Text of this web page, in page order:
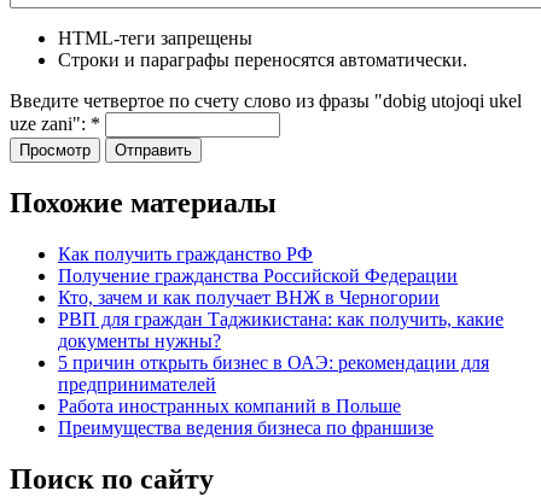
HTML-теги запрещены
Строки и параграфы переносятся автоматически.
Введите четвертое по счету слово из фразы "dobig utojoqi ukel
uze zani": *
Похожие материалы
Как получить гражданство РФ
Получение гражданства Российской Федерации
Кто, зачем и как получает ВНЖ в Черногории
РВП для граждан Таджикистана: как получить, какие
документы нужны?
5 причин открыть бизнес в ОАЭ: рекомендации для
предпринимателей
Работа иностранных компаний в Польше
Преимущества ведения бизнеса по франшизе
Поиск по сайту